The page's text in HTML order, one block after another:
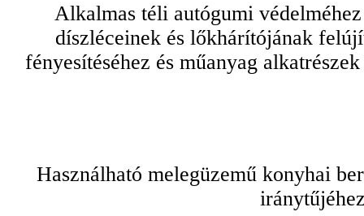
Alkalmas téli autógumi
díszléceinek és lőkhárítójának
fényesítéséhez és műanyag
Használható melegüzemű konyhai